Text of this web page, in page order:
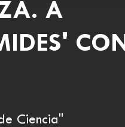
A
CON
Ciencia"